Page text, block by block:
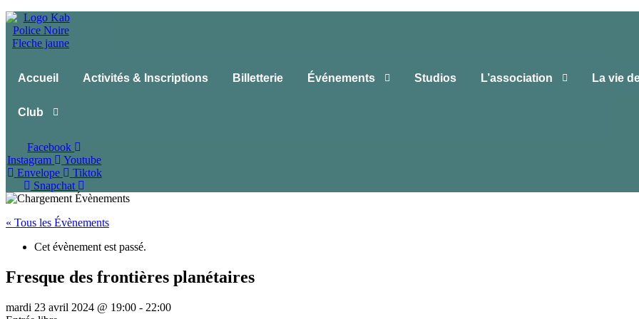
Accueil Activités & Inscriptions Billetterie Événements Studios L’association La vie
Club
Facebook
Instagram
Youtube
Envelope
Tiktok
Snapchat
« Tous les Évènements
Cet évènement est passé.
Fresque des frontières planétaires
mardi 23 avril 2024 @ 19:00 - 22:00